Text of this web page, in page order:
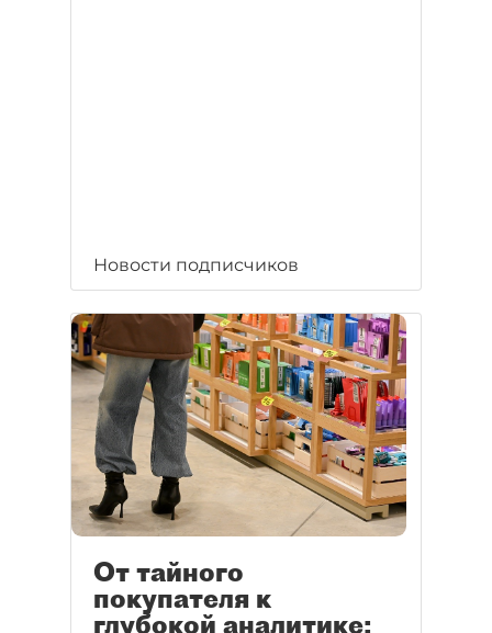
Новости подписчиков
От тайного
покупателя к
глубокой аналитике: